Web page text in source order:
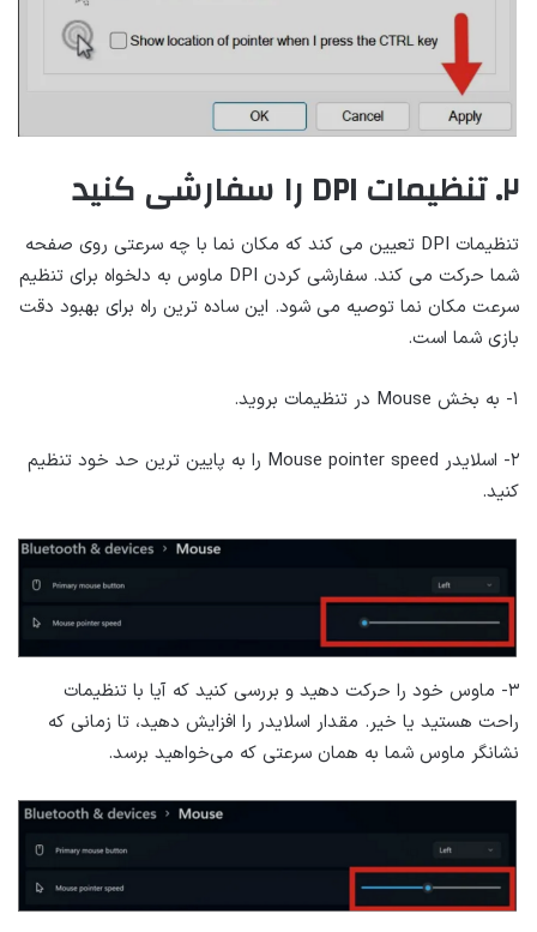
۲. تنظیمات DPI را سفارشی کنید
تنظیمات DPI تعیین می کند که مکان نما با چه سرعتی روی صفحه
شما حرکت می کند. سفارشی کردن DPI ماوس به دلخواه برای تنظیم
سرعت مکان نما توصیه می شود. این ساده ترین راه برای بهبود دقت
بازی شما است.
۱- به بخش Mouse در تنظیمات بروید.
۲- اسلایدر Mouse pointer speed را به پایین ترین حد خود تنظیم
کنید.
۳- ماوس خود را حرکت دهید و بررسی کنید که آیا با تنظیمات
راحت هستید یا خیر. مقدار اسلایدر را افزایش دهید، تا زمانی که
نشانگر ماوس شما به همان سرعتی که می‌خواهید برسد.